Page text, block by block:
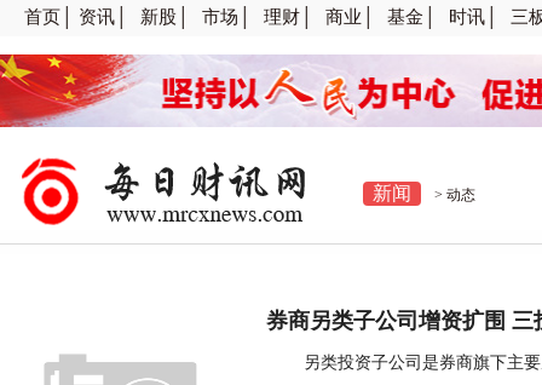
首页│ 资讯│ 新股│ 市场│ 理财│ 商业│ 基金│ 时讯│ 三
新闻 > 动态
券商另类子公司增资扩围
另类投资子公司是券商旗下主要